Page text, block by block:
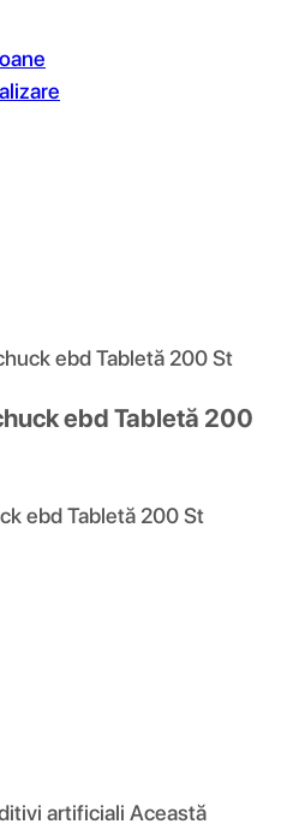
ebd Tabletă 200 St
ebd Tabletă 200
artificiali Această